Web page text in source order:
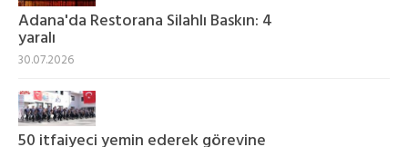
Adana'da Restorana Silahlı Baskın: 4
yaralı
30.07.2026
50 itfaiyeci yemin ederek görevine